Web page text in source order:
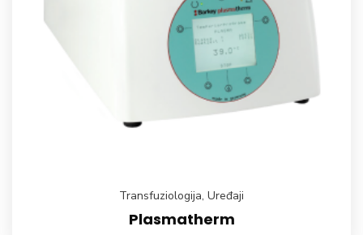
Transfuziologija, Uređaji
Plasmatherm